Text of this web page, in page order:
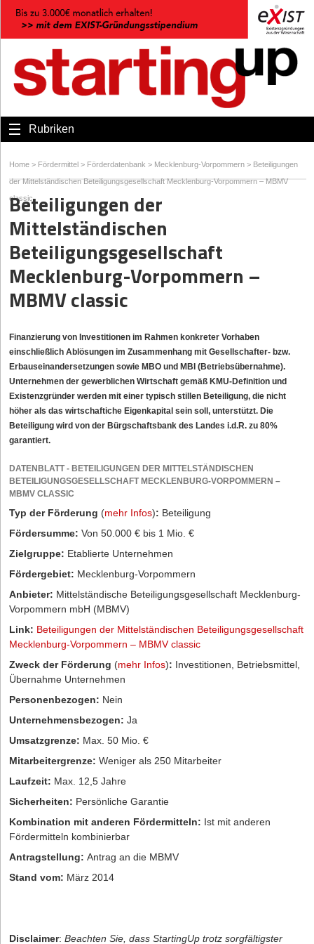
Rubriken
Home > Fördermittel > Förderdatenbank > Mecklenburg-Vorpommern > Beteiligungen
der Mittelständischen Beteiligungsgesellschaft Mecklenburg-Vorpommern – MBMV
classic
Beteiligungen der
Mittelständischen
Beteiligungsgesellschaft
Mecklenburg-Vorpommern –
MBMV classic
Finanzierung von Investitionen im Rahmen konkreter Vorhaben
einschließlich Ablösungen im Zusammenhang mit Gesellschafter- bzw.
Erbauseinandersetzungen sowie MBO und MBI (Betriebsübernahme).
Unternehmen der gewerblichen Wirtschaft gemäß KMU-Definition und
Existenzgründer werden mit einer typisch stillen Beteiligung, die nicht
höher als das wirtschaftiche Eigenkapital sein soll, unterstützt. Die
Beteiligung wird von der Bürgschaftsbank des Landes i.d.R. zu 80%
garantiert.
DATENBLATT - BETEILIGUNGEN DER MITTELSTÄNDISCHEN
BETEILIGUNGSGESELLSCHAFT MECKLENBURG-VORPOMMERN –
MBMV CLASSIC
Typ der Förderung (mehr Infos): Beteiligung
Fördersumme: Von 50.000 € bis 1 Mio. €
Zielgruppe: Etablierte Unternehmen
Fördergebiet: Mecklenburg-Vorpommern
Anbieter: Mittelständische Beteiligungsgesellschaft Mecklenburg-
Vorpommern mbH (MBMV)
Link: Beteiligungen der Mittelständischen Beteiligungsgesellschaft
Mecklenburg-Vorpommern – MBMV classic
Zweck der Förderung (mehr Infos): Investitionen, Betriebsmittel,
Übernahme Unternehmen
Personenbezogen: Nein
Unternehmensbezogen: Ja
Umsatzgrenze: Max. 50 Mio. €
Mitarbeitergrenze: Weniger als 250 Mitarbeiter
Laufzeit: Max. 12,5 Jahre
Sicherheiten: Persönliche Garantie
Kombination mit anderen Fördermitteln: Ist mit anderen
Fördermitteln kombinierbar
Antragstellung: Antrag an die MBMV
Stand vom: März 2014
Disclaimer: Beachten Sie, dass StartingUp trotz sorgfältigster